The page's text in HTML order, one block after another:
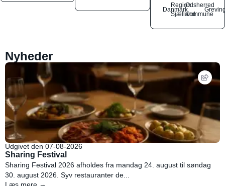
Danmark
Region
Sjælland
Odsherred
Kommune
Nyheder
Udgivet den 07-08-2026
Sharing Festival
Sharing Festival 2026 afholdes fra mandag 24. august til søndag
30. august 2026. Syv restauranter de...
Læs mere →